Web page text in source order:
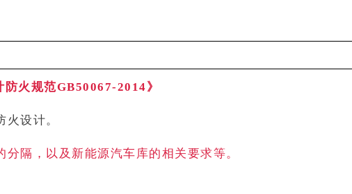
火规范GB50067-2014》
设计。
隔，以及新能源汽车库的相关要求等。